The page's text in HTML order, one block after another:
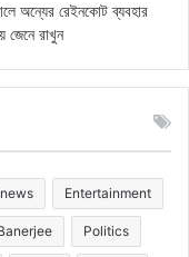
রেইনকোট ব্যবহার
জেনে রাখুন
Entertainment
Politics